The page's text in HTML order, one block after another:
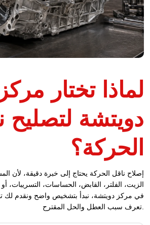
لماذا تختار مركز
دويتشة لتصليح
الحركة؟
إصلاح ناقل الحركة يحتاج إلى خبرة دقيقة، لأن
الزيت، الفلتر، القابض، الحساسات، التسريبات، أو
في مركز دويتشة، نبدأ بتشخيص واضح ونقدم لك